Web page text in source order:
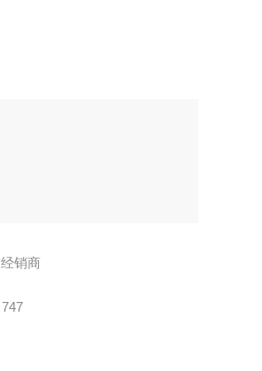
经销商
747